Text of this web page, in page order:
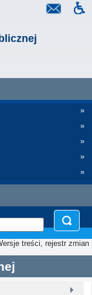
»
»
»
»
»
treści, rejestr zmian